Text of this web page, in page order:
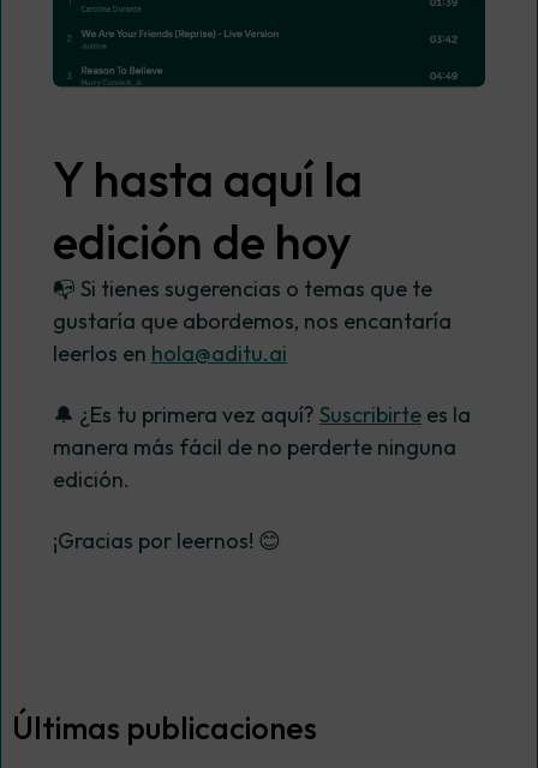
Y hasta aquí la
edición de hoy
📭 Si tienes sugerencias o temas que te
gustaría que abordemos, nos encantaría
leerlos en hola@aditu.ai
🔔 ¿Es tu primera vez aquí? Suscribirte es la
manera más fácil de no perderte ninguna
edición.
¡Gracias por leernos! 😊
Últimas publicaciones